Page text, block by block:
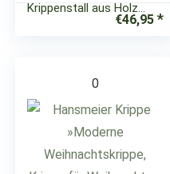
Krippenstall aus Holz…
€46,95
0